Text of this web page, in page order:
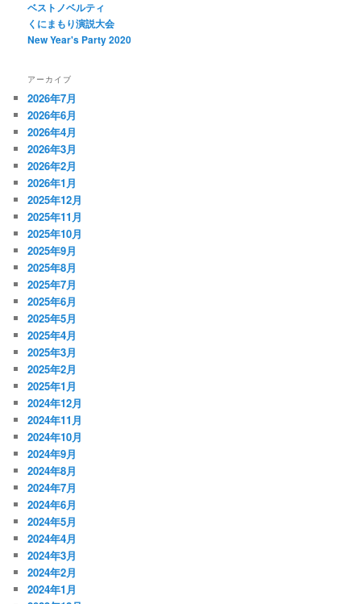
ベストノベルティ
くにまもり演説大会
New Year's Party 2020
アーカイブ
2026年7月
2026年6月
2026年4月
2026年3月
2026年2月
2026年1月
2025年12月
2025年11月
2025年10月
2025年9月
2025年8月
2025年7月
2025年6月
2025年5月
2025年4月
2025年3月
2025年2月
2025年1月
2024年12月
2024年11月
2024年10月
2024年9月
2024年8月
2024年7月
2024年6月
2024年5月
2024年4月
2024年3月
2024年2月
2024年1月